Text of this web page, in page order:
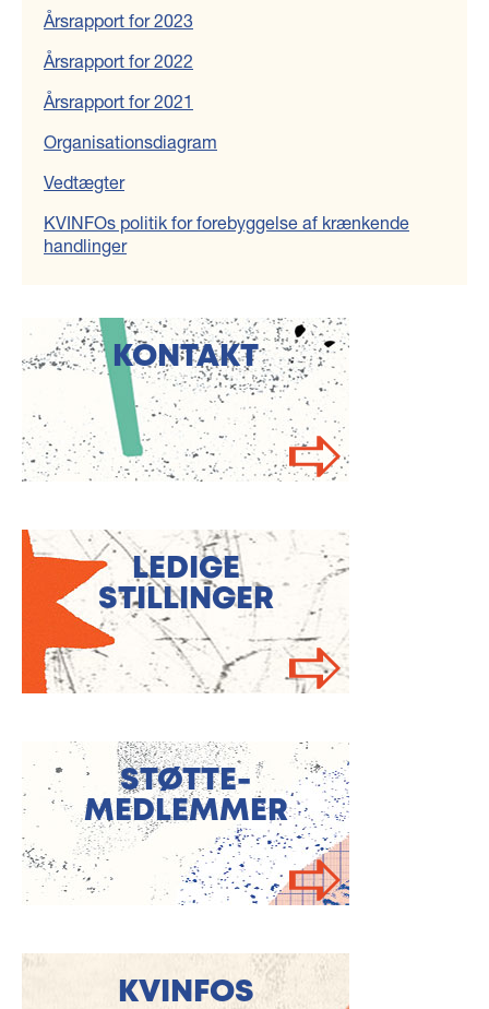
Årsrapport for 2023
Årsrapport for 2022
Årsrapport for 2021
Organisationsdiagram
Vedtægter
KVINFOs politik for forebyggelse af krænkende
handlinger
KONTAKT
LEDIGE
STILLINGER
STØTTE-
MEDLEMMER
KVINFOS